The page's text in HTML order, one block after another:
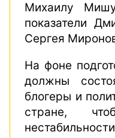
Михаилу
показатели
Сергея
На фоне
должны
блогеры и
стране,